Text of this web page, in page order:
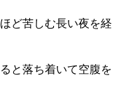
ど苦しむ長い夜を経
と落ち着いて空腹を